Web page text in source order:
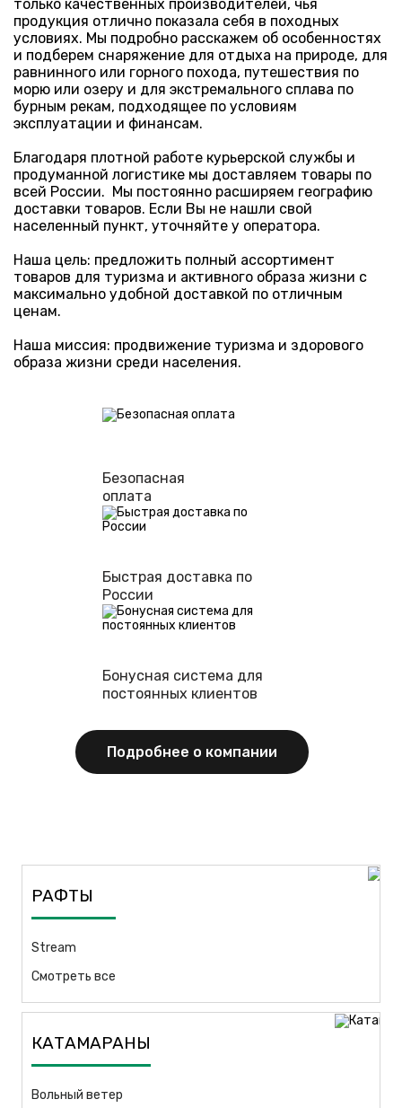
только качественных производителей, чья
продукция отлично показала себя в походных
условиях. Мы подробно расскажем об особенностях
и подберем снаряжение для отдыха на природе, для
равнинного или горного похода, путешествия по
морю или озеру и для экстремального сплава по
бурным рекам, подходящее по условиям
эксплуатации и финансам.
Благодаря плотной работе курьерской службы и
продуманной логистике мы доставляем товары по
всей России. Мы постоянно расширяем географию
доставки товаров. Если Вы не нашли свой
населенный пункт, уточняйте у оператора.
Наша цель: предложить полный ассортимент
товаров для туризма и активного образа жизни с
максимально удобной доставкой по отличным
ценам.
Наша миссия: продвижение туризма и здорового
образа жизни среди населения.
Безопасная
оплата
Быстрая доставка по
России
Бонусная система для
постоянных клиентов
Подробнее о компании
РАФТЫ
Stream
Смотреть все
КАТАМАРАНЫ
Вольный ветер